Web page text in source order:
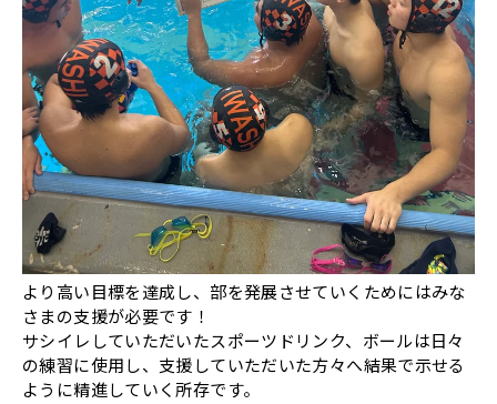
より高い目標を達成し、部を発展させていくためにはみな
さまの支援が必要です！
サシイレしていただいたスポーツドリンク、ボールは日々
の練習に使用し、支援していただいた方々へ結果で示せる
ように精進していく所存です。